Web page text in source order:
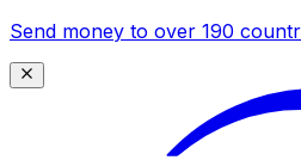
Send money to over 190